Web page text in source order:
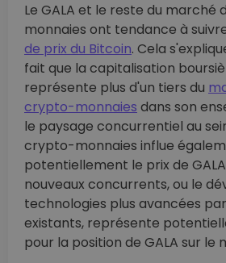
Le GALA et le reste du marché
monnaies ont tendance à
de prix du Bitcoin. Cela
fait que la capitalisation
représente plus d'un tiers du
crypto-monnaies dans son
le paysage concurrentiel au
crypto-monnaies influe
potentiellement le prix de
nouveaux concurrents, ou le
technologies plus avancées
existants, représente
pour la position de GALA sur le